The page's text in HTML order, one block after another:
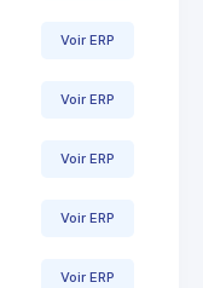
Voir ERP
Voir ERP
Voir ERP
Voir ERP
Voir ERP